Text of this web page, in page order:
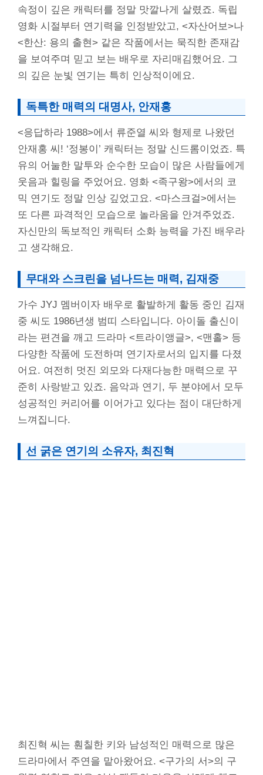
속정이 깊은 캐릭터를 정말 맛깔나게 살렸죠. 독립
영화 시절부터 연기력을 인정받았고, <자산어보>나
<한산: 용의 출현> 같은 작품에서는 묵직한 존재감
을 보여주며 믿고 보는 배우로 자리매김했어요. 그
의 깊은 눈빛 연기는 특히 인상적이에요.
독특한 매력의 대명사, 안재홍
<응답하라 1988>에서 류준열 씨와 형제로 나왔던
안재홍 씨! ‘정봉이’ 캐릭터는 정말 신드롬이었죠. 특
유의 어눌한 말투와 순수한 모습이 많은 사람들에게
웃음과 힐링을 주었어요. 영화 <족구왕>에서의 코
믹 연기도 정말 인상 깊었고요. <마스크걸>에서는
또 다른 파격적인 모습으로 놀라움을 안겨주었죠.
자신만의 독보적인 캐릭터 소화 능력을 가진 배우라
고 생각해요.
무대와 스크린을 넘나드는 매력, 김재중
가수 JYJ 멤버이자 배우로 활발하게 활동 중인 김재
중 씨도 1986년생 범띠 스타입니다. 아이돌 출신이
라는 편견을 깨고 드라마 <트라이앵글>, <맨홀> 등
다양한 작품에 도전하며 연기자로서의 입지를 다졌
어요. 여전히 멋진 외모와 다재다능한 매력으로 꾸
준히 사랑받고 있죠. 음악과 연기, 두 분야에서 모두
성공적인 커리어를 이어가고 있다는 점이 대단하게
느껴집니다.
선 굵은 연기의 소유자, 최진혁
최진혁 씨는 훤칠한 키와 남성적인 매력으로 많은
드라마에서 주연을 맡아왔어요. <구가의 서>의 구